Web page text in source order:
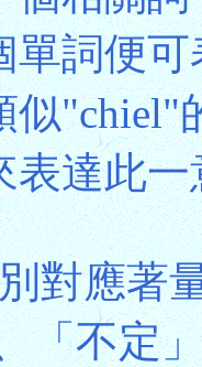
單詞便
似"chiel"
表達此一
對應著
「不定